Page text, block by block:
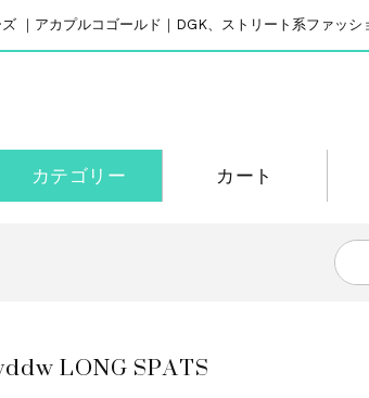
｜アカプルコゴールド｜DGK、ストリート系ファッシ
カテゴリー カート
LONG SPATS